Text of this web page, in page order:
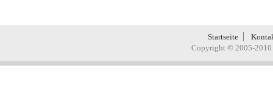
Startseite
Copyright © 2005-2010